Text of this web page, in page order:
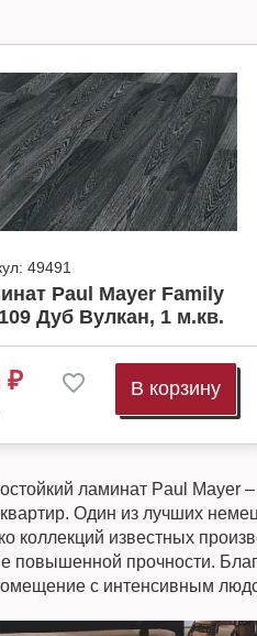
49491
Paul Mayer Family
Дуб Вулкан, 1 м.кв.
₽ В корзину
ламинат Paul Mayer
квартир. Один из лучших
коллекций известных
повышенной прочности.
с интенсивным